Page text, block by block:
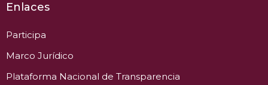
Enlaces
Participa
Marco Jurídico
Plataforma Nacional de Transparencia